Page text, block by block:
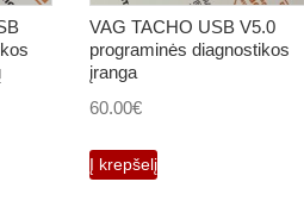
VAG TACHO USB V5.0
programinės diagnostikos
įranga
60.00€
Į krepšelį